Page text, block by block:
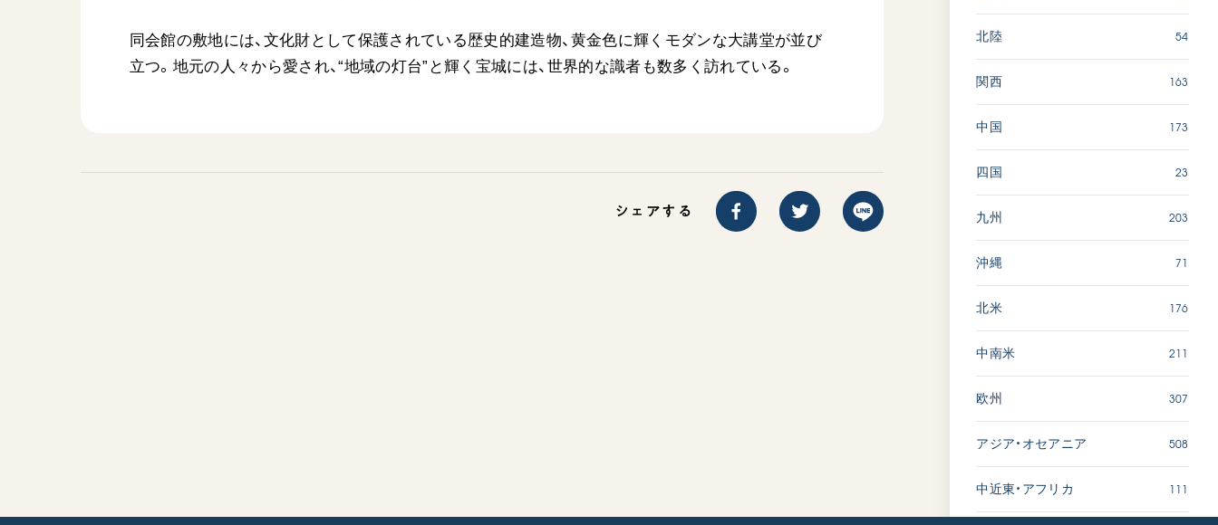
ご意見
ご利用にあたって
同会館の敷地には、文化財として保護されている歴史的建造物、黄金色に輝くモダンな大講堂が並び
立つ。地元の人々から愛され、“地域の灯台”と輝く宝城には、世界的な識者も数多く訪れている。
シェアする
北陸 54
関西 163
中国 173
四国 23
九州 203
沖縄 71
北米 176
中南米 211
欧州 307
アジア・オセアニア 508
中近東・アフリカ 111